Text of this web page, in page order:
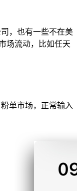
，也有一些不在美
场流动，比如任天
单市场，正常输入